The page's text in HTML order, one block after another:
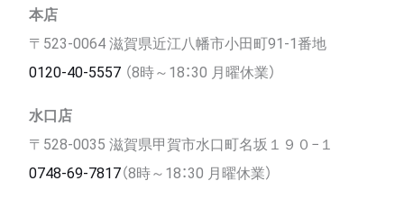
本店
〒523-0064 滋賀県近江八幡市小田町91-1番地
0120-40-5557（8時～18：30 月曜休業）
水口店
〒528-0035 滋賀県甲賀市水口町名坂１９０−１
0748-69-7817（8時～18：30 月曜休業）